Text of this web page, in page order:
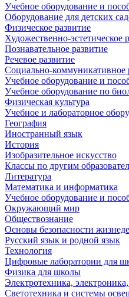
Учебное оборудование и
Оборудование для детских
Физическое развитие
Художественно-эстетическое
Познавательное развитие
Речевое развитие
Социально-коммуникативное
Учебное оборудование и
Учебное оборудование по
Физическая культура
Учебное и лабораторное
География
Иностранный язык
История
Изобразительное искусство
Классы по другим
Литература
Математика и информатика
Учебное оборудование и
Окружающий мир
Обществознание
Основы безопасности
Русский язык и родной язык
Технология
Цифровые лаборатории для
Физика для школы
Электротехника,
Светотехника и системы